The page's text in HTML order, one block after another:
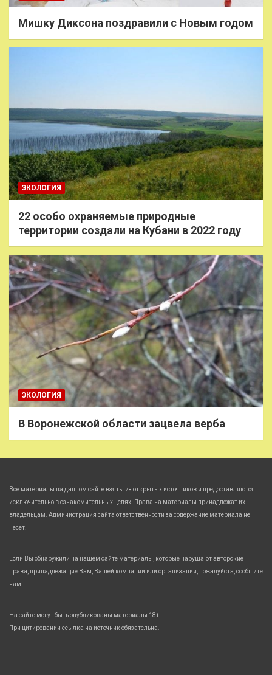
Мишку Диксона поздравили с Новым годом
ЭКОЛОГИЯ
22 особо охраняемые природные
территории создали на Кубани в 2022 году
ЭКОЛОГИЯ
В Воронежской области зацвела верба
Все материалы на данном сайте взяты из открытых источников и предоставляются
исключительно в ознакомительных целях. Права на материалы принадлежат их
владельцам. Администрация сайта ответственности за содержание материала не
несет.
Если Вы обнаружили на нашем сайте материалы, которые нарушают авторские
права, принадлежащие Вам, Вашей компании или организации, пожалуйста, сообщите
нам.
На сайте могут быть опубликованы материалы 18+!
При цитировании ссылка на источник обязательна.